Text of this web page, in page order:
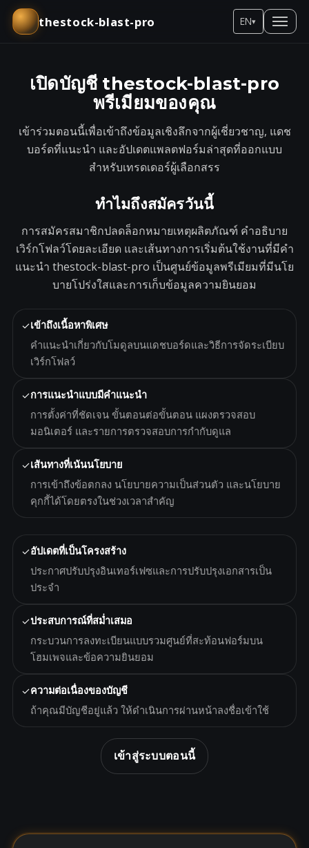
thestock-blast-pro EN▾
เปิดบัญชี thestock-blast-pro
พรีเมียมของคุณ
เข้าร่วมตอนนี้เพื่อเข้าถึงข้อมูลเชิงลึกจากผู้เชี่ยวชาญ, แดช
บอร์ดที่แนะนำ และอัปเดตแพลตฟอร์มล่าสุดที่ออกแบบ
สำหรับเทรดเดอร์ผู้เลือกสรร
ทำไมถึงสมัครวันนี้
การสมัครสมาชิกปลดล็อกหมายเหตุผลิตภัณฑ์ คำอธิบาย
เวิร์กโฟลว์โดยละเอียด และเส้นทางการเริ่มต้นใช้งานที่มีคำ
แนะนำ thestock-blast-pro เป็นศูนย์ข้อมูลพรีเมียมที่มีนโย
บายโปร่งใสและการเก็บข้อมูลความยินยอม
✓เข้าถึงเนื้อหาพิเศษ
คำแนะนำเกี่ยวกับโมดูลบนแดชบอร์ดและวิธีการจัดระเบียบ
เวิร์กโฟลว์
✓การแนะนำแบบมีคำแนะนำ
การตั้งค่าที่ชัดเจน ขั้นตอนต่อขั้นตอน แผงตรวจสอบ
มอนิเตอร์ และรายการตรวจสอบการกำกับดูแล
✓เส้นทางที่เน้นนโยบาย
การเข้าถึงข้อตกลง นโยบายความเป็นส่วนตัว และนโยบาย
คุกกี้ได้โดยตรงในช่วงเวลาสำคัญ
✓อัปเดตที่เป็นโครงสร้าง
ประกาศปรับปรุงอินเทอร์เฟซและการปรับปรุงเอกสารเป็น
ประจำ
✓ประสบการณ์ที่สม่ำเสมอ
กระบวนการลงทะเบียนแบบรวมศูนย์ที่สะท้อนฟอร์มบน
โฮมเพจและข้อความยินยอม
✓ความต่อเนื่องของบัญชี
ถ้าคุณมีบัญชีอยู่แล้ว ให้ดำเนินการผ่านหน้าลงชื่อเข้าใช้
เข้าสู่ระบบตอนนี้